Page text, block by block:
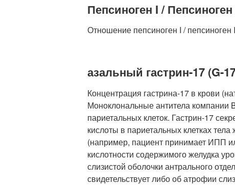
Пепсиноген I /
Отношение пепсиноген I /
азальный гастрин-17 (G-
Концентрация гастрина-17 в крови
Моноклональные антитела компании
париетальных клеток. Гастрин-17
кислоты в париетальных клетках
(например, пациент принимает ИПП
кислотности содержимого желудка
слизистой оболочки антрального
свидетельствует либо об атрофии